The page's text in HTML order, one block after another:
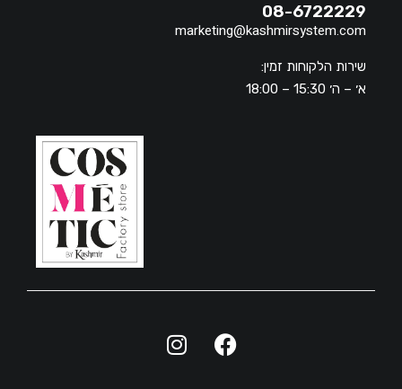
08-6722229
marketing@kashmirsystem.com
שירות הלקוחות זמין:
א׳ – ה׳ 15:30 – 18:00